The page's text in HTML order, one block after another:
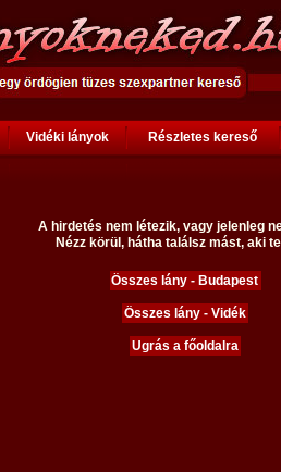
Vidéki lányok Részletes kereső
A hirdetés nem létezik, vagy jelenleg
Nézz körül, hátha találsz mást, aki
Összes lány - Budapest
Összes lány - Vidék
Ugrás a főoldalra